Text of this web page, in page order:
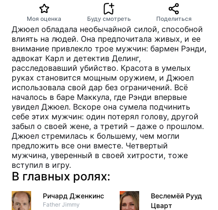
Моя оценка Буду смотреть Поделиться
Джюел обладала необычайной силой, способной
влиять на людей. Она предпочитала живых, и ее
внимание привлекло трое мужчин: бармен Рэнди,
адвокат Карл и детектив Делинг,
расследовавший убийство. Красота в умелых
руках становится мощным оружием, и Джюел
использовала свой дар без ограничений. Всё
началось в баре Маккула, где Рэнди впервые
увидел Джюел. Вскоре она сумела подчинить
себе этих мужчин: один потерял голову, другой
забыл о своей жене, а третий – даже о прошлом.
Джюел стремилась к большему, чем могли
предложить все они вместе. Четвертый
мужчина, уверенный в своей хитрости, тоже
вступил в игру.
В главных ролях:
Ричард Дженкинс
Father Jimmy
Веслемёй Рууд
Цварт